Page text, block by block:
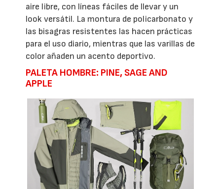
aire libre, con líneas fáciles de llevar y un
look versátil. La montura de policarbonato y
las bisagras resistentes las hacen prácticas
para el uso diario, mientras que las varillas de
color añaden un acento deportivo.
PALETA HOMBRE: PINE, SAGE AND
APPLE